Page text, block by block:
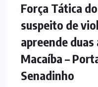
Força Tática
suspeito de
apreende
Macaíba –
Senadinho